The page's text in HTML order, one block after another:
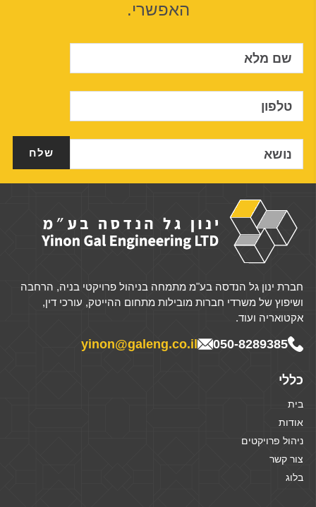
האפשרי.
שם מלא
טלפון
נושא
חברת ינון גל הנדסה בע"מ מתמחה בניהול פרויקטי בניה, הרחבה
ושיפוץ של משרדי חברות מובילות מתחום ההייטק, עורכי דין,
אקטואריה ועוד.
050-8289385
yinon@galeng.co.il
כללי
בית
אודות
ניהול פרויקטים
צור קשר
בלוג